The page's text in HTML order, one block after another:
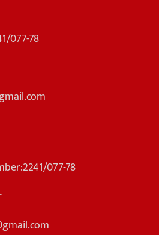
077-78
077-78